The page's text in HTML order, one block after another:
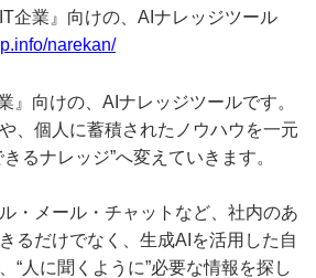
企業』向けの、AIナレッジツール
narekan/
』向けの、AIナレッジツールです。
、個人に蓄積されたノウハウを一元
るナレッジ”へ変えていきます。
・メール・チャットなど、社内のあ
るだけでなく、生成AIを活用した自
“人に聞くように”必要な情報を探し